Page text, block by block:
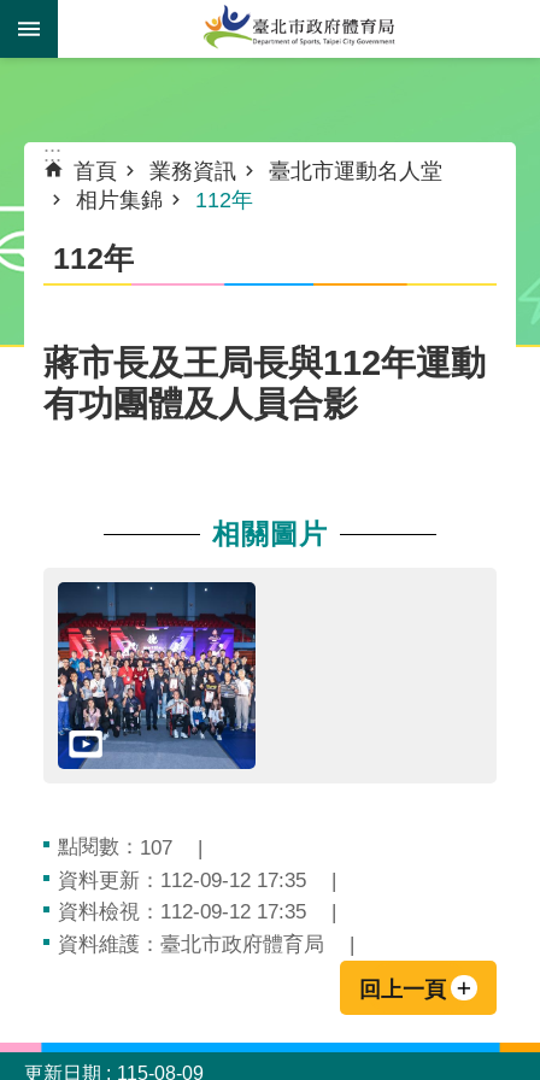
跳到主要內容區塊
:::
首頁 業務資訊
臺北市運動名人堂
相片集錦
112年
112年
蔣市長及王局長與112年運動
有功團體及人員合影
相關圖片
點閱數： 107
資料更新：112-09-12 17:35
資料檢視：112-09-12 17:35
資料維護：臺北市政府體育局
回上一頁
:::
更新日期
115-08-09